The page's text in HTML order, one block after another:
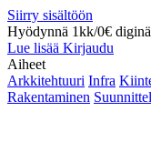
Siirry sisältöön
Hyödynnä 1kk/0€
Lue lisää Kirjaudu
Aiheet
Arkkitehtuuri Infra
Rakentaminen